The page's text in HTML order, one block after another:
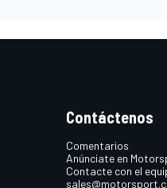
Contáctenos
Comentarios
Anúnciate en
Contacte con el